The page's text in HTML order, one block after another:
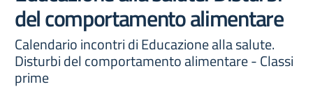
del comportamento alimentare
Calendario incontri di Educazione alla salute.
Disturbi del comportamento alimentare - Classi
prime